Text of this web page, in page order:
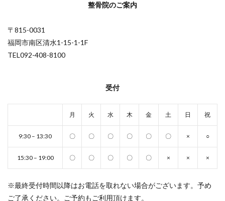
整骨院のご案内
〒815-0031
福岡市南区清水1-15-1-1F
TEL092-408-8100
受付
月 火 水 木 金 土 日 祝
9:30 – 13:30 〇 〇 〇 〇 〇 〇 × ○
15:30 – 19:00 〇 〇 〇 〇 〇 × × ×
※最終受付時間以降はお電話を取れない場合がございます。予め
ご了承ください。ご予約もご利用頂けます。